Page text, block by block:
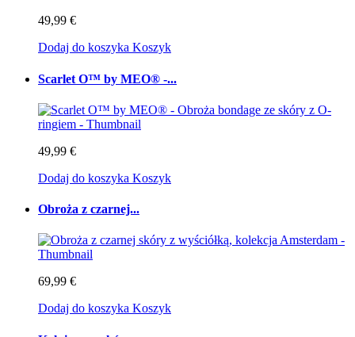
49,99 €
Dodaj do koszyka Koszyk
Scarlet O™ by MEO® -...
49,99 €
Dodaj do koszyka Koszyk
Obroża z czarnej...
69,99 €
Dodaj do koszyka Koszyk